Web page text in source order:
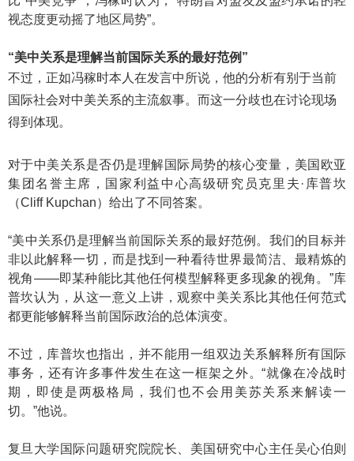
视态度更动摇了地区局势”。
“美中关系是理解当前国际关系的最好范例”
不过，正如冯稼时本人在发言中所说，他的分析有别于当前
国际社会对中美关系的主流叙事。而这一分歧也在讨论现场
得到体现。
对于中美关系是否仍是理解国际局势的核心变量，美国欧亚
集团名誉主席，国家利益中心高级研究员克里夫·库普坎
（Cliff Kupchan）给出了不同答案。
“美中关系仍是理解当前国际关系的最好范例。我们的目标并
非以此解释一切，而是找到一种看待世界最简洁、最精炼的
视角——即某种能比其他任何模型解释更多现象的视角。”库
普坎认为，从这一意义上讲，观察中美关系比其他任何范式
都更能够解释当前国际政治的总体演变。
不过，库普坎也指出，并不能用一组双边关系解释所有国际
事务，还有许多事件发生在这一框架之外。“就像在冷战时
期，即使是两极格局，我们也不会用美苏关系来解读一
切。”他说。
复旦大学国际问题研究院院长、美国研究中心主任吴心伯则